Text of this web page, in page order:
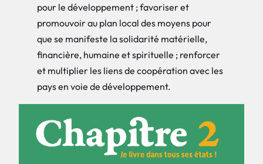
pour le développement ; favoriser et
promouvoir au plan local des moyens pour
que se manifeste la solidarité matérielle,
financière, humaine et spirituelle ; renforcer
et multiplier les liens de coopération avec les
pays en voie de développement.